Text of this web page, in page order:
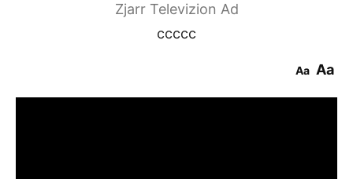
Zjarr Televizion Ad
ccccc
Aa Aa